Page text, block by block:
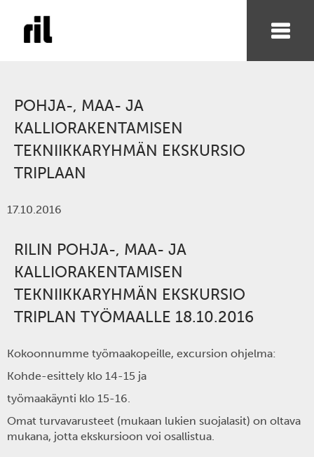
POHJA-, MAA- JA
KALLIORAKENTAMISEN
TEKNIIKKARYHMÄN EKSKURSIO
TRIPLAAN
17.10.2016
RILIN POHJA-, MAA- JA
KALLIORAKENTAMISEN
TEKNIIKKARYHMÄN EKSKURSIO
TRIPLAN TYÖMAALLE 18.10.2016
Kokoonnumme työmaakopeille, excursion ohjelma:
Kohde-esittely klo 14-15 ja
työmaakäynti klo 15-16.
Omat turvavarusteet (mukaan lukien suojalasit) on oltava
mukana, jotta ekskursioon voi osallistua.